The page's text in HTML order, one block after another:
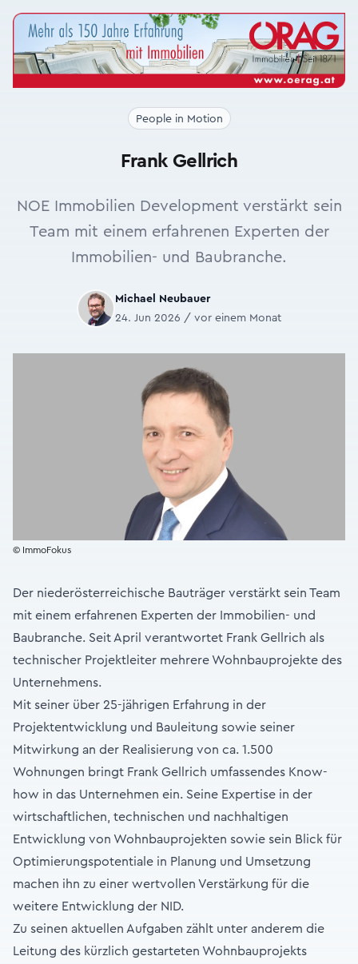
People in Motion
Frank Gellrich
NOE Immobilien Development verstärkt sein
Team mit einem erfahrenen Experten der
Immobilien- und Baubranche.
Michael Neubauer
24. Jun 2026 / vor einem Monat
© ImmoFokus
Der niederösterreichische Bauträger verstärkt sein Team
mit einem erfahrenen Experten der Immobilien- und
Baubranche. Seit April verantwortet Frank Gellrich als
technischer Projektleiter mehrere Wohnbauprojekte des
Unternehmens.
Mit seiner über 25-jährigen Erfahrung in der
Projektentwicklung und Bauleitung sowie seiner
Mitwirkung an der Realisierung von ca. 1.500
Wohnungen bringt Frank Gellrich umfassendes Know-
how in das Unternehmen ein. Seine Expertise in der
wirtschaftlichen, technischen und nachhaltigen
Entwicklung von Wohnbauprojekten sowie sein Blick für
Optimierungspotentiale in Planung und Umsetzung
machen ihn zu einer wertvollen Verstärkung für die
weitere Entwicklung der NID.
Zu seinen aktuellen Aufgaben zählt unter anderem die
Leitung des kürzlich gestarteten Wohnbauprojekts